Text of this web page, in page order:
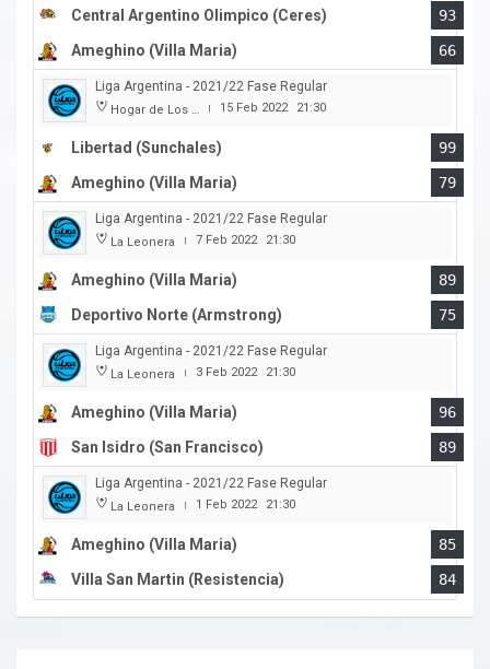
Central Argentino Olimpico (Ceres)
93
Ameghino (Villa Maria)
66
Liga Argentina - 2021/22 Fase Regular
Hogar de Los Tigres | 15 Feb 2022 21:30
Libertad (Sunchales)
99
Ameghino (Villa Maria)
79
Liga Argentina - 2021/22 Fase Regular
La Leonera | 7 Feb 2022 21:30
Ameghino (Villa Maria)
89
Deportivo Norte (Armstrong)
75
Liga Argentina - 2021/22 Fase Regular
La Leonera | 3 Feb 2022 21:30
Ameghino (Villa Maria)
96
San Isidro (San Francisco)
89
Liga Argentina - 2021/22 Fase Regular
La Leonera | 1 Feb 2022 21:30
Ameghino (Villa Maria)
85
Villa San Martin (Resistencia)
84